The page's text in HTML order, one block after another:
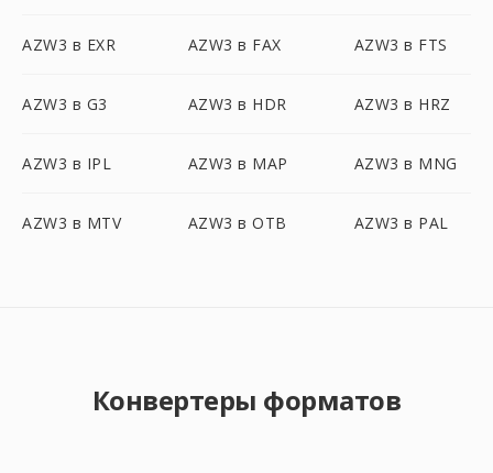
AZW3 в EXR AZW3 в FAX AZW3 в FTS
AZW3 в G3 AZW3 в HDR AZW3 в HRZ
AZW3 в IPL AZW3 в MAP AZW3 в MNG
AZW3 в MTV AZW3 в OTB AZW3 в PAL
Конвертеры форматов